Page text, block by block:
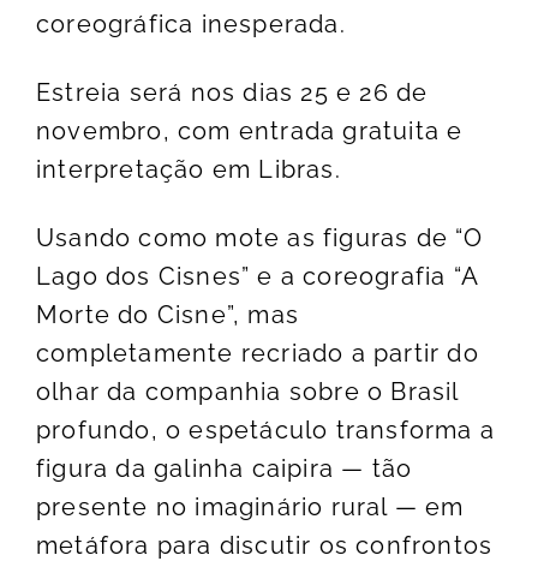
coreográfica inesperada.
Estreia será nos dias 25 e 26 de
novembro, com entrada gratuita e
interpretação em Libras.
Usando como mote as figuras de “O
Lago dos Cisnes” e a coreografia “A
Morte do Cisne”, mas
completamente recriado a partir do
olhar da companhia sobre o Brasil
profundo, o espetáculo transforma a
figura da galinha caipira — tão
presente no imaginário rural — em
metáfora para discutir os confrontos